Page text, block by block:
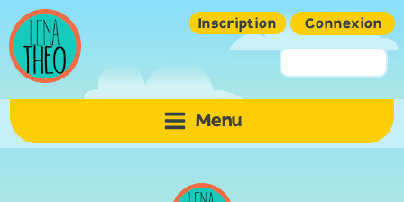
Inscription Connexion
Mot de passe
Menu